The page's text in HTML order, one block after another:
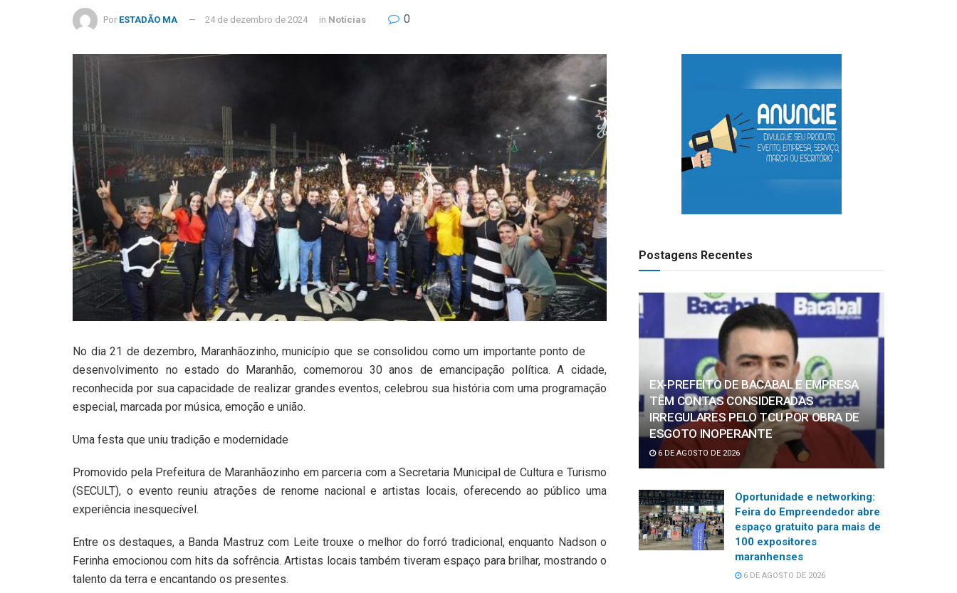
Por ESTADÃO MA 24 de dezembro de 2024 in Notícias 0
No dia 21 de dezembro, Maranhãozinho, município que se consolidou como um importante ponto de
desenvolvimento no estado do Maranhão, comemorou 30 anos de emancipação política. A cidade,
reconhecida por sua capacidade de realizar grandes eventos, celebrou sua história com uma programação
especial, marcada por música, emoção e união.
Uma festa que uniu tradição e modernidade
Promovido pela Prefeitura de Maranhãozinho em parceria com a Secretaria Municipal de Cultura e Turismo
(SECULT), o evento reuniu atrações de renome nacional e artistas locais, oferecendo ao público uma
experiência inesquecível.
Entre os destaques, a Banda Mastruz com Leite trouxe o melhor do forró tradicional, enquanto Nadson o
Ferinha emocionou com hits da sofrência. Artistas locais também tiveram espaço para brilhar, mostrando o
talento da terra e encantando os presentes.
Postagens Recentes
EX-PREFEITO DE BACABAL E EMPRESA
TÊM CONTAS CONSIDERADAS
IRREGULARES PELO TCU POR OBRA DE
ESGOTO INOPERANTE
6 DE AGOSTO DE 2026
Oportunidade e networking:
Feira do Empreendedor abre
espaço gratuito para mais de
100 expositores
maranhenses
6 DE AGOSTO DE 2026